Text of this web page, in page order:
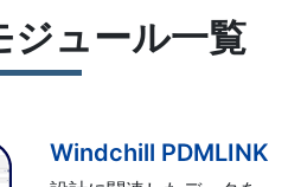
ュール一覧
Windchill PDMLINK